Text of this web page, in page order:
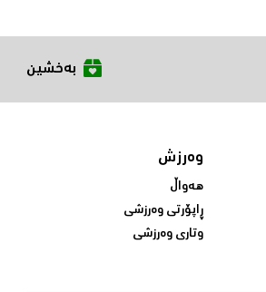
بەخشین
وەرزش
هەواڵ
ڕاپۆرتی وەرزشی
وتاری وەرزشی